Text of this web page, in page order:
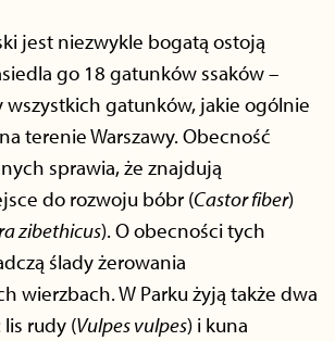
jest niezwykle bogatą ostoją
go 18 gatunków ssaków –
wszystkich gatunków, jakie ogólnie
terenie Warszawy. Obecność
sprawia, że znajdują
do rozwoju bóbr (Castor fiber)
zibethicus). O obecności tych
ślady żerowania
wierzbach. W Parku żyją także dwa
rudy (Vulpes vulpes) i kuna